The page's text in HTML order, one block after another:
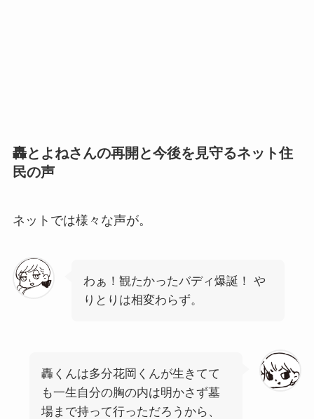
轟とよねさんの再開と今後を見守るネット住
民の声
ネットでは様々な声が。
わぁ！観たかったバディ爆誕！ や
りとりは相変わらず。
轟くんは多分花岡くんが生きてて
も一生自分の胸の内は明かさず墓
場まで持って行っただろうから、